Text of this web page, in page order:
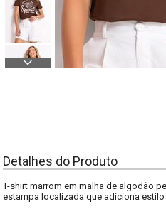
Detalhes do Produto
T-shirt marrom em malha de algodão
estampa localizada que adiciona